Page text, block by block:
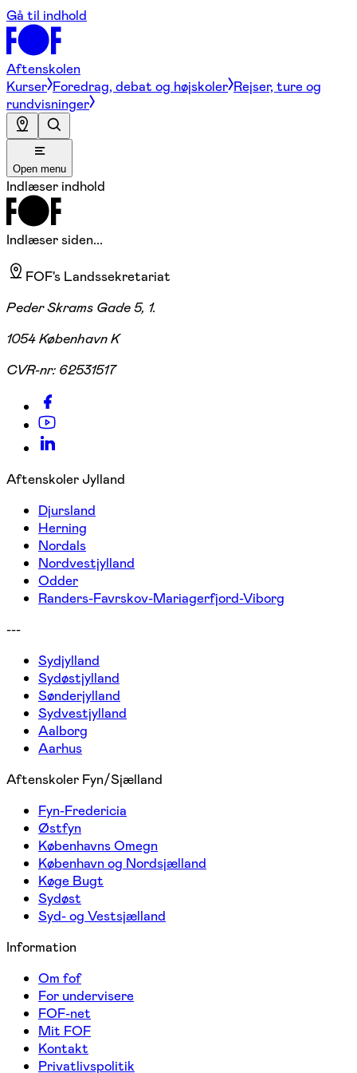
Gå til indhold
Aftenskolen
Kurser Foredrag, debat og højskoler Rejser, ture og
rundvisninger
Open menu
Indlæser indhold
Indlæser siden...
FOF's Landssekretariat
Peder Skrams Gade 5, 1.
1054 København K
CVR-nr: 62531517
Aftenskoler Jylland
Djursland
Herning
Nordals
Nordvestjylland
Odder
Randers-Favrskov-Mariagerfjord-Viborg
---
Sydjylland
Sydøstjylland
Sønderjylland
Sydvestjylland
Aalborg
Aarhus
Aftenskoler Fyn/Sjælland
Fyn-Fredericia
Østfyn
Københavns Omegn
København og Nordsjælland
Køge Bugt
Sydøst
Syd- og Vestsjælland
Information
Om fof
For undervisere
FOF-net
Mit FOF
Kontakt
Privatlivspolitik